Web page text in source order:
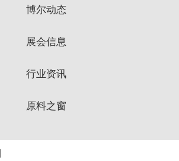
博尔动态
展会信息
行业资讯
原料之窗